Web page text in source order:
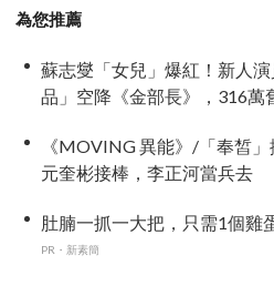
為您推薦
蘇志燮「女兒」爆紅！新人
品」空降《金部長》，316萬
《MOVING 異能》/「奉皙
元奎彬接棒，李正河當兵去
肚腩一抓一大把，只需1個雞
PR・新素簡